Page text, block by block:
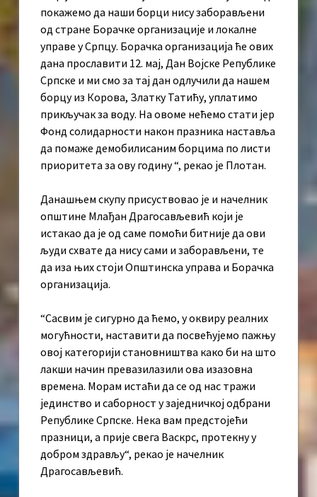
покажемо да наши борци нису заборављени
од стране Борачке организације и локалне
управе у Српцу. Борачка организација ће ових
дана прославити 12. мај, Дан Војске Републике
Српске и ми смо за тај дан одлучили да нашем
борцу из Корова, Златку Татићу, уплатимо
прикључак за воду. На овоме нећемо стати јер
Фонд солидарности након празника наставља
да помаже демобилисаним борцима по листи
приоритета за ову годину “, рекао је Плотан.
Данашњем скупу присуствовао је и начелник
општине Млађан Драгосављевић који је
истакао да је од саме помоћи битније да ови
људи схвате да нису сами и заборављени, те
да иза њих стоји Општинска управа и Борачка
организација.
“Сасвим је сигурно да ћемо, у оквиру реалних
могућности, наставити да посвећујемо пажњу
овој категорији становништва како би на што
лакши начин превазилазили ова изазовна
времена. Морам истаћи да се од нас тражи
јединство и саборност у заједничкој одбрани
Републике Српске. Нека вам предстојећи
празници, а прије свега Васкрс, протекну у
добром здрављу“, рекао је начелник
Драгосављевић.